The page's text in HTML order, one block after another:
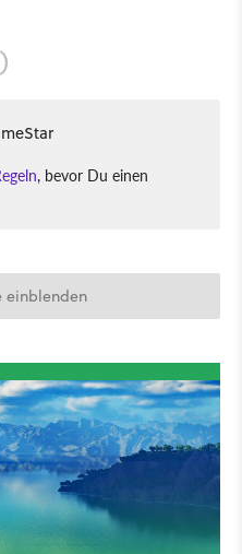
, bevor Du einen
einblenden